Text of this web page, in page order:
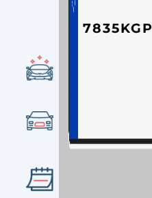
7835KGP
Scooter